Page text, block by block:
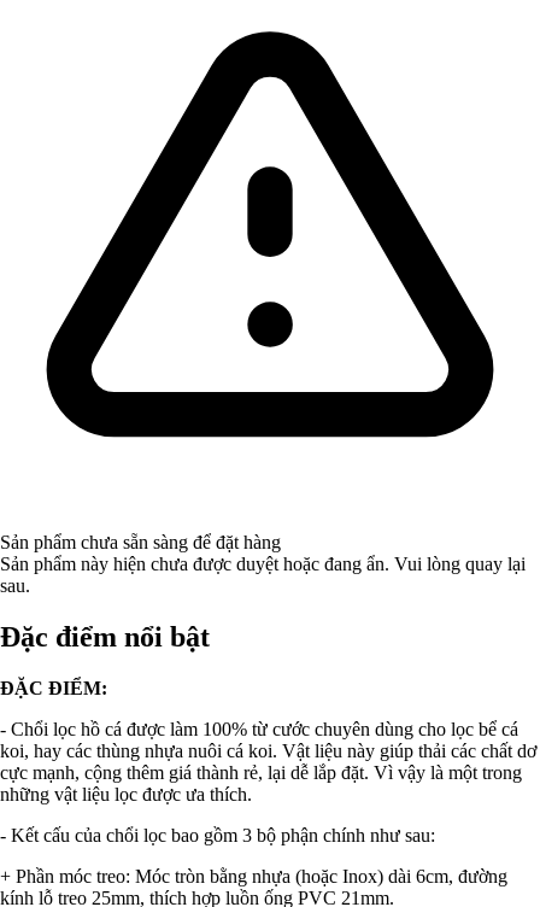
Sản phẩm chưa sẵn sàng để đặt hàng
Sản phẩm này hiện chưa được duyệt hoặc đang ẩn. Vui lòng quay lại
sau.
Đặc điểm nổi bật
ĐẶC ĐIỂM:
- Chổi lọc hồ cá được làm 100% từ cước chuyên dùng cho lọc bể cá
koi, hay các thùng nhựa nuôi cá koi. Vật liệu này giúp thải các chất dơ
cực mạnh, cộng thêm giá thành rẻ, lại dễ lắp đặt. Vì vậy là một trong
những vật liệu lọc được ưa thích.
- Kết cấu của chổi lọc bao gồm 3 bộ phận chính như sau:
+ Phần móc treo: Móc tròn bằng nhựa (hoặc Inox) dài 6cm, đường
kính lỗ treo 25mm, thích hợp luồn ống PVC 21mm.